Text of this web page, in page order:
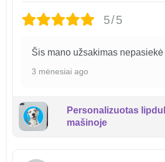
5/5
Šis mano užsakimas
3 mėnesiai ago
Personalizuotas
mašinoje